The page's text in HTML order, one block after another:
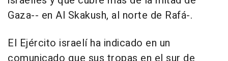
Gaza-- en Al Skakush, al norte de Rafá-.
El Ejército israelí ha indicado en un